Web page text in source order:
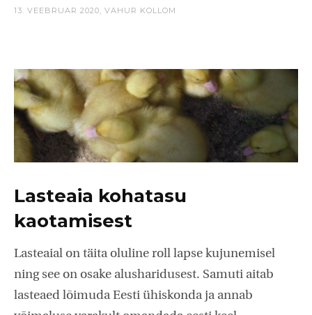
13. VEEBRUAR 2020, VAHUR KOLLOM
Lasteaia kohatasu
kaotamisest
Lasteaial on täita oluline roll lapse kujunemisel
ning see on osake alusharidusest. Samuti aitab
lasteaed lõimuda Eesti ühiskonda ja annab